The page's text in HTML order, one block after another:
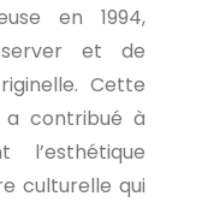
en 1994,
et de
Cette
a contribué à
l’esthétique
culturelle qui